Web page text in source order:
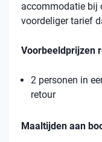
accommodatie bij
voordeliger tarief
Voorbeeldprijzen
2 personen in
retour
Maaltijden aan